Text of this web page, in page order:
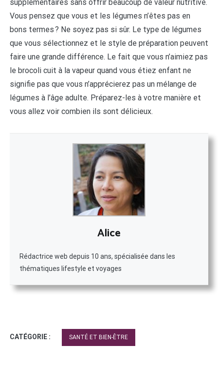
supplémentaires sans offrir beaucoup de valeur nutritive.
Vous pensez que vous et les légumes n’êtes pas en
bons termes ? Ne soyez pas si sûr. Le type de légumes
que vous sélectionnez et le style de préparation peuvent
faire une grande différence. Le fait que vous n’aimiez pas
le brocoli cuit à la vapeur quand vous étiez enfant ne
signifie pas que vous n’apprécierez pas un mélange de
légumes à l’âge adulte. Préparez-les à votre manière et
vous allez voir combien ils sont délicieux.
Alice
Rédactrice web depuis 10 ans, spécialisée dans les
thématiques lifestyle et voyages
CATÉGORIE : SANTÉ ET BIEN-ÊTRE